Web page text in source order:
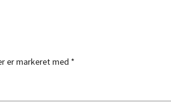
er markeret med *